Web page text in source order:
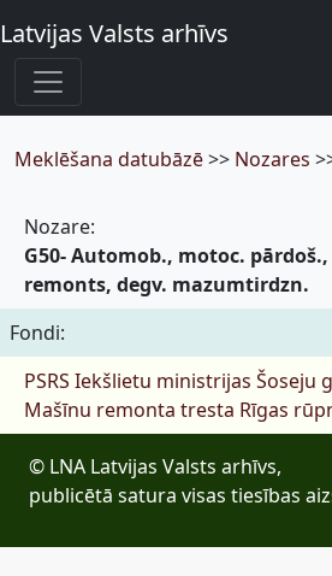
Latvijas Valsts arhīvs
Meklēšana datubāzē>> Nozares
Nozare:
G50- Automob., motoc.
remonts, degv. mazumtirdzn.
Fondi:
PSRS Iekšlietu ministrijas Šoseju
Mašīnu remonta tresta Rīgas
© LNA Latvijas Valsts arhīvs,
publicētā satura visas tiesības